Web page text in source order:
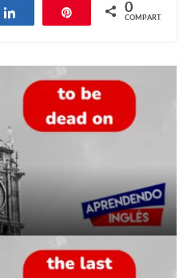
Compartilhar 0
COMPART.